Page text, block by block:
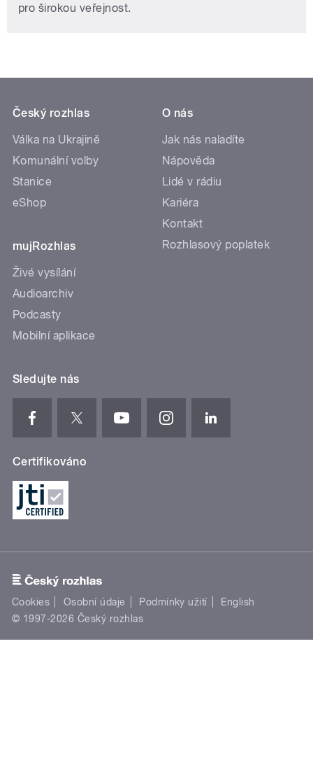
pro širokou veřejnost.
Český rozhlas
Válka na Ukrajině
Komunální volby
Stanice
eShop
mujRozhlas
Živé vysílání
Audioarchiv
Podcasty
Mobilní aplikace
O nás
Jak nás naladíte
Nápověda
Lidé v rádiu
Kariéra
Kontakt
Rozhlasový poplatek
Sledujte nás
Certifikováno
Cookies Osobní údaje Podmínky užití
English
© 1997-2026 Český rozhlas